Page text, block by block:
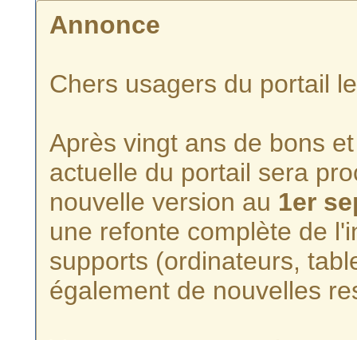
Annonce
Chers usagers du portail
Après vingt ans de bons
actuelle du portail sera
nouvelle version au 1er
une refonte complète de
supports (ordinateurs,
également de nouvelles